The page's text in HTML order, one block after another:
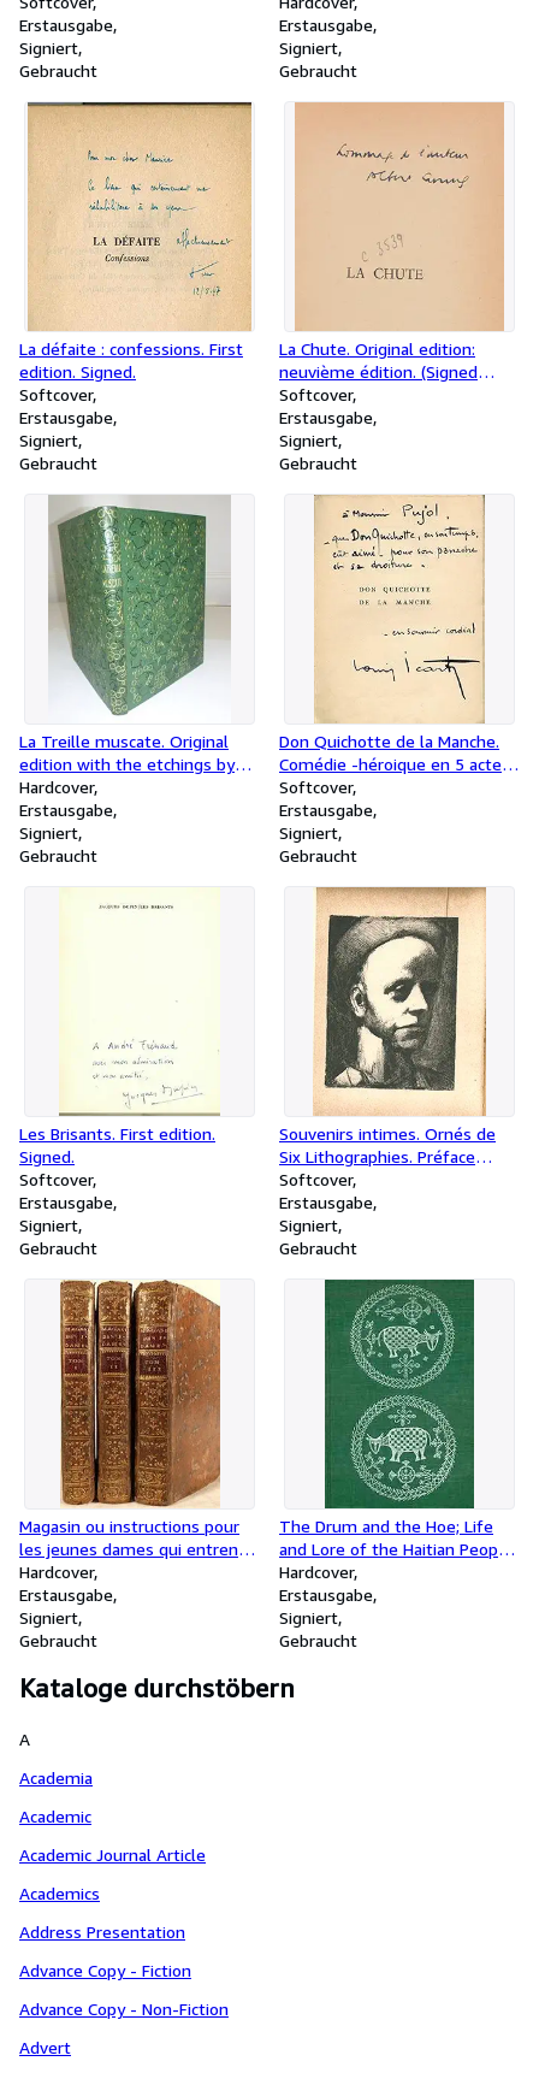
over Falsehood. First edition of
the Rampant Lions Press
Broadside.
Erstausgabe
Signiert
Gebraucht
Erstausgabe
Signiert
Gebraucht
La défaite : confessions. First
edition. Signed.
Softcover
Erstausgabe
Signiert
Gebraucht
La Chute. Original edition:
neuvième édition. (Signed
presentation copy with an
original large format
photograph of Albert Camus.)
Softcover
Erstausgabe
Signiert
Gebraucht
La Treille muscate. Original
edition with the etchings by
Dunoyer de Segonzac in a
binding by Georges Cretté.
Hardcover
Erstausgabe
Signiert
Gebraucht
Don Quichotte de la Manche.
Comédie -héroique en 5 actes,
en Vers de Lous Icart. First
edition, signed.
Softcover
Erstausgabe
Signiert
Gebraucht
Les Brisants. First edition.
Signed.
Softcover
Erstausgabe
Signiert
Gebraucht
Souvenirs intimes. Ornés de
Six Lithographies. Préface
d'André Suarès. First edition.
Signed.
Softcover
Erstausgabe
Signiert
Gebraucht
Magasin ou instructions pour
les jeunes dames qui entrent
dans le monde et se marient,
leurs devoirs dans cet état, et
envers leurs enfants pour
servir de suite au Magasin des
Hardcover
Erstausgabe
Signiert
Gebraucht
The Drum and the Hoe; Life
and Lore of the Haitian People.
(Signed by Judy Stone).
Hardcover
Erstausgabe
Signiert
Gebraucht
Kataloge durchstöbern
A
Academia
Academic
Academic Journal Article
Academics
Address Presentation
Advance Copy - Fiction
Advance Copy - Non-Fiction
Advert